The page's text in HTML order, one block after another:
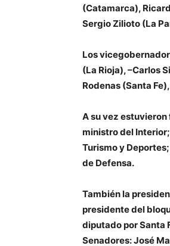
(Catamarca),
Sergio Zilioto (La
Los
(La Rioja), –Carlos
Rodenas (Santa
A su vez
ministro del Interior;
Turismo y Deportes;
de Defensa.
También la
presidente del
diputado por Santa
Senadores:José